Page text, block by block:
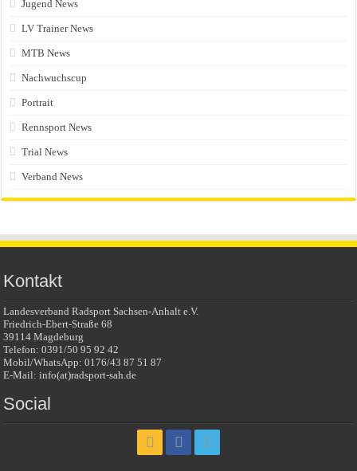
Jugend News
LV Trainer News
MTB News
Nachwuchscup
Portrait
Rennsport News
Trial News
Verband News
Kontakt
Landesverband Radsport Sachsen-Anhalt e.V.
Friedrich-Ebert-Straße 68
39114 Magdeburg
Telefon: 0391/50 95 92 42
Mobil/WhatsApp: 0176/43 87 51 87
E-Mail: info(at)radsport-sah.de
Social